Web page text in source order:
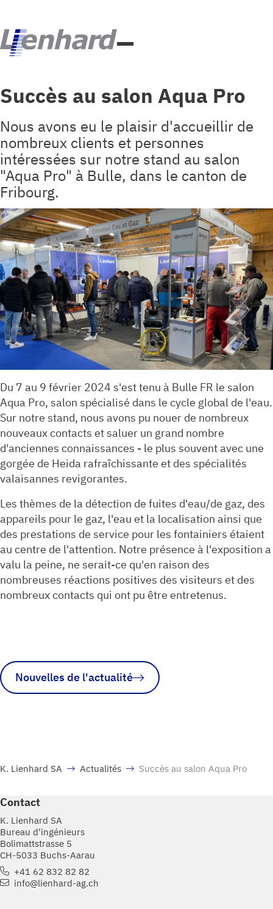
Succès au salon Aqua Pro
Nous avons eu le plaisir d'accueillir de
nombreux clients et personnes
intéressées sur notre stand au salon
"Aqua Pro" à Bulle, dans le canton de
Fribourg.
Du 7 au 9 février 2024 s'est tenu à Bulle FR le salon
Aqua Pro, salon spécialisé dans le cycle global de l'eau.
Sur notre stand, nous avons pu nouer de nombreux
nouveaux contacts et saluer un grand nombre
d'anciennes connaissances - le plus souvent avec une
gorgée de Heida rafraîchissante et des spécialités
valaisannes revigorantes.
Les thèmes de la détection de fuites d'eau/de gaz, des
appareils pour le gaz, l'eau et la localisation ainsi que
des prestations de service pour les fontainiers étaient
au centre de l'attention. Notre présence à l'exposition a
valu la peine, ne serait-ce qu'en raison des
nombreuses réactions positives des visiteurs et des
nombreux contacts qui ont pu être entretenus.
Nouvelles de l'actualité
K. Lienhard SA Actualités Succès au salon Aqua Pro
Contact
K. Lienhard SA
Bureau d'ingénieurs
Bolimattstrasse 5
CH-5033 Buchs-Aarau
+41 62 832 82 82
info@lienhard-ag.ch